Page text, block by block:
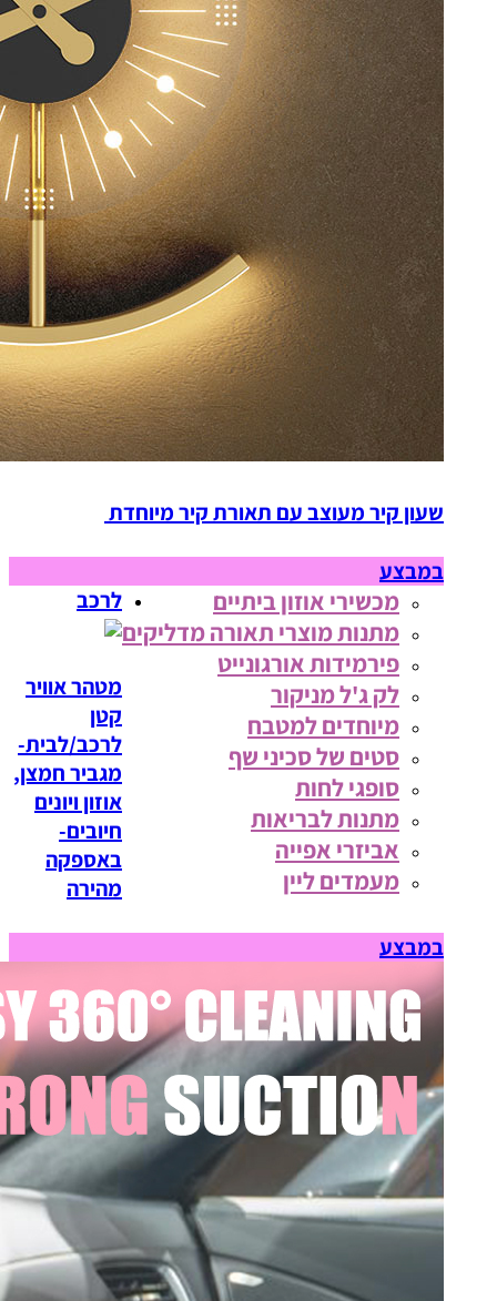
שעון קיר מעוצב עם תאורת קיר מיוחדת
במבצע
מכשירי אוזון ביתיים
מתנות מוצרי תאורה מדליקים
פירמידות אורגונייט
לק ג'ל מניקור
מיוחדים למטבח
סטים של סכיני שף
סופגי לחות
מתנות לבריאות
אביזרי אפייה
מעמדים ליין
לרכב
מטהר אוויר
קטן
לרכב/לבית-
מגביר חמצן,
אוזון ויונים
חיובים-
באספקה
מהירה
במבצע